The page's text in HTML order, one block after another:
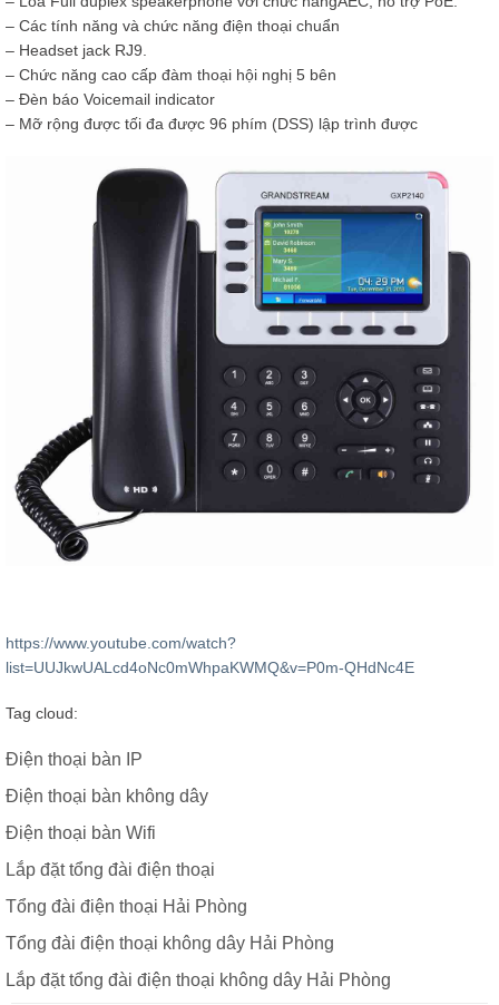
– Các tính năng và chức năng điện thoại chuẩn
– Headset jack RJ9.
– Chức năng cao cấp đàm thoại hội nghị 5 bên
– Đèn báo Voicemail indicator
– Mỡ rộng được tối đa được 96 phím (DSS) lập trình được
https://www.youtube.com/watch?
list=UUJkwUALcd4oNc0mWhpaKWMQ&v=P0m-QHdNc4E
Tag cloud:
Điện thoại bàn IP
Điện thoại bàn không dây
Điện thoại bàn Wifi
Lắp đặt tổng đài điện thoại
Tổng đài điện thoại Hải Phòng
Tổng đài điện thoại không dây Hải Phòng
Lắp đặt tổng đài điện thoại không dây Hải Phòng